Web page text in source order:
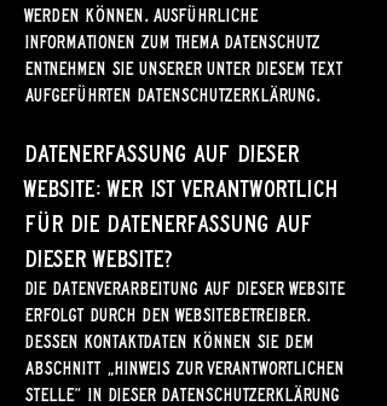
werden können. Ausführliche
Informationen zum Thema Datenschutz
entnehmen Sie unserer unter diesem Text
aufgeführten Datenschutzerklärung.
Datenerfassung auf dieser
Website: Wer ist verantwortlich
für die Datenerfassung auf
dieser Website?
Die Datenverarbeitung auf dieser Website
erfolgt durch den Websitebetreiber.
Dessen Kontaktdaten können Sie dem
Abschnitt „Hinweis zur Verantwortlichen
Stelle“ in dieser Datenschutzerklärung